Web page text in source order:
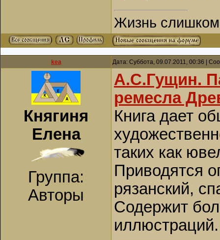
Жизнь слишком
kea Дата: Суббота, 09.07.2011, 00:36 |
Княгиня
Елена
Группа:
Авторы
А.С.Гущин.
ремесла
Книга дает
таких как
Приводятся
рязанский,
Содержит
иллюстраций.